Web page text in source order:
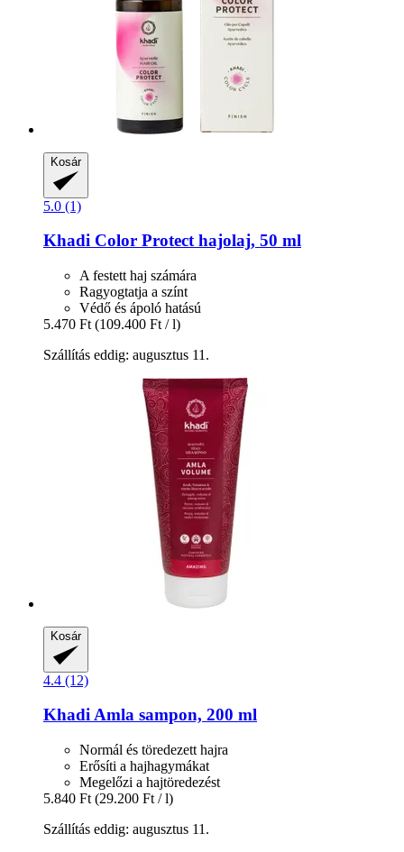
Kosár
5.0 (1)
Khadi Color Protect hajolaj, 50 ml
A festett haj számára
Ragyogtatja a színt
Védő és ápoló hatású
5.470 Ft (109.400 Ft / l)
Szállítás eddig: augusztus 11.
Kosár
4.4 (12)
KhadiAmla sampon, 200 ml
Normál és töredezett hajra
Erősíti a hajhagymákat
Megelőzi a hajtöredezést
5.840 Ft (29.200 Ft / l)
Szállítás eddig: augusztus 11.